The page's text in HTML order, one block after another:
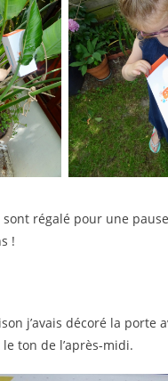
régalé pour une
!
j’avais décoré la porte
ton de l’après-midi.